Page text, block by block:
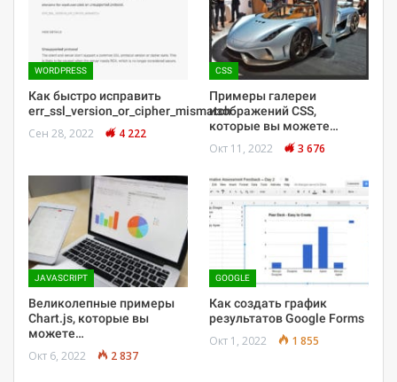
WORDPRESS
Как быстро исправить
err_ssl_version_or_cipher_mismatch
Сен 28, 2022 4 222
CSS
Примеры галереи
изображений CSS,
которые вы можете…
Окт 11, 2022 3 676
JAVASCRIPT
Великолепные примеры
Chart.js, которые вы
можете…
Окт 6, 2022 2 837
GOOGLE
Как создать график
результатов Google Forms
Окт 1, 2022 1 855